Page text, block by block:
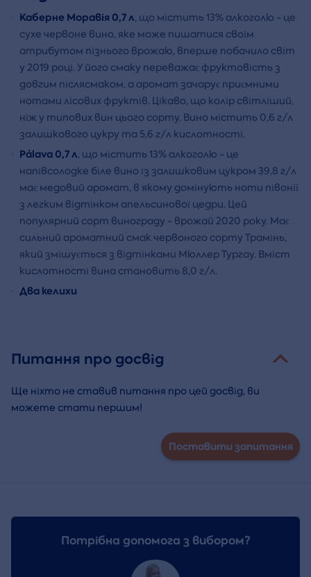
Каберне Моравія 0,7 л, що містить 13% алкоголю - це
сухе червоне вино, яке може пишатися своїм
атрибутом пізнього врожаю, вперше побачило світ
у 2019 році. У його смаку переважає фруктовість з
довгим післясмаком, а аромат зачарує приємними
нотами лісових фруктів. Цікаво, що колір світліший,
ніж у типових вин цього сорту. Вино містить 0,6 г/л
залишкового цукру та 5,6 г/л кислотності.
Pálava 0,7 л, що містить 13% алкоголю - це
напівсолодке біле вино із залишковим цукром 39,8 г/л
має медовий аромат, в якому домінують ноти півонії
з легким відтінком апельсинової цедри. Цей
популярний сорт винограду - врожай 2020 року. Має
сильний ароматний смак червоного сорту Трамінь,
який змішується з відтінками Мюллер Тургау. Вміст
кислотності вина становить 8,0 г/л.
Два келихи
Питання про досвід
Ще ніхто не ставив питання про цей досвід, ви
можете стати першим!
Поставити запитання
Потрібна допомога з вибором?